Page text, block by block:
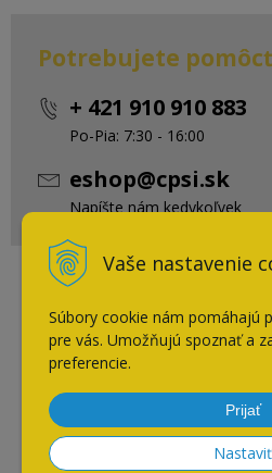
Vaše nastavenie
Súbory cookie nám pomáhajú
pre vás. Umožňujú spoznať a
preferencie.
Prijať
Nastaviť
Potrebujete
+ 421 910 910 883
Po-Pia: 7:30 - 16:00
eshop@cpsi.sk
Napíšte nám kedykoľvek
-10%